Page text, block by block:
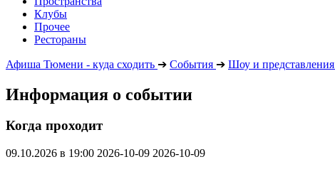
Клубы
Прочее
Рестораны
Афиша Тюмени - куда сходить ➔ События ➔ Шоу и представления
Информация о событии
Когда проходит
09.10.2026 в 19:00 2026-10-09 2026-10-09